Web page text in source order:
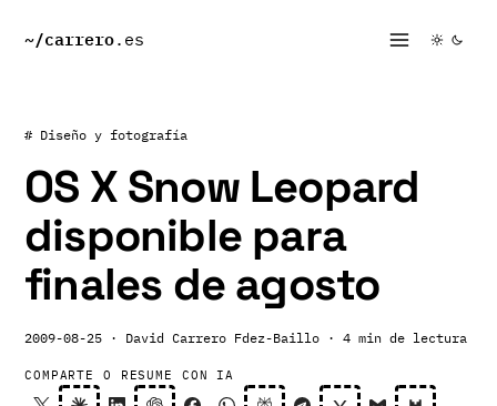
~/carrero.es
# Diseño y fotografía
OS X Snow Leopard
disponible para
finales de agosto
2009-08-25 · David Carrero Fdez-Baillo · 4 min de lectura
COMPARTE O RESUME CON IA